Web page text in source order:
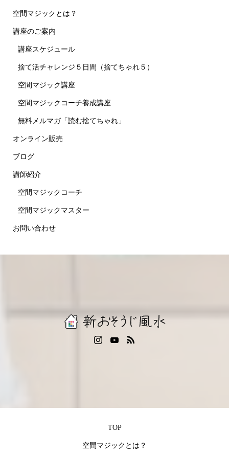
空間マジックとは？
講座のご案内
講座スケジュール
捨て活チャレンジ５日間（捨てちゃれ５）
空間マジック講座
空間マジックコーチ養成講座
無料メルマガ「読む捨てちゃれ」
オンライン販売
ブログ
講師紹介
空間マジックコーチ
空間マジックマスター
お問い合わせ
TOP
空間マジックとは？